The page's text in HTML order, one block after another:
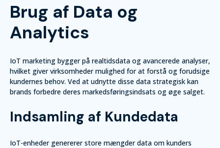
Brug af Data og
Analytics
IoT marketing bygger på realtidsdata og avancerede analyser,
hvilket giver virksomheder mulighed for at forstå og forudsige
kundernes behov. Ved at udnytte disse data strategisk kan
brands forbedre deres markedsføringsindsats og øge salget.
Indsamling af Kundedata
IoT-enheder genererer store mængder data om kunders